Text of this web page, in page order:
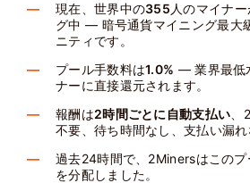
現在、世界中の355 人のマイナ
グ中 — 暗号通貨マイニング最大
ニティです。
プール手数料は1.0% — 業界最低
ナーに直接還元されます。
報酬は2時間ごとに自動支払い
不要、待ち時間なし、支払い漏れ
過去24時間で、2Minersはこの
を分配しました。